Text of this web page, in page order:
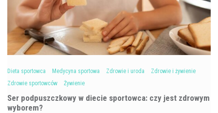
Dieta sportowca Medycyna sportowa Zdrowie i uroda
Zdrowie i żywienie
Zdrowie sportowców
Żywienie
Ser podpuszczkowy w diecie sportowca: czy jest zdrowym
wyborem?